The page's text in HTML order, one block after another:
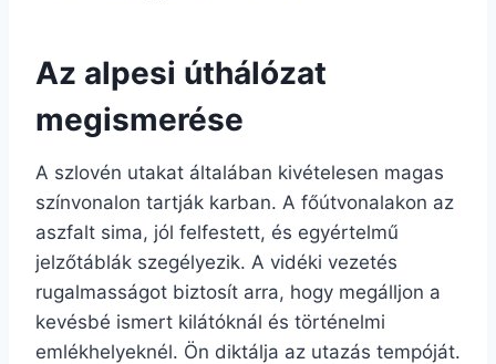
Az alpesi úthálózat
megismerése
A szlovén utakat általában kivételesen magas
színvonalon tartják karban. A főútvonalakon az
aszfalt sima, jól felfestett, és egyértelmű
jelzőtáblák szegélyezik. A vidéki vezetés
rugalmasságot biztosít arra, hogy megálljon a
kevésbé ismert kilátóknál és történelmi
emlékhelyeknél. Ön diktálja az utazás tempóját.